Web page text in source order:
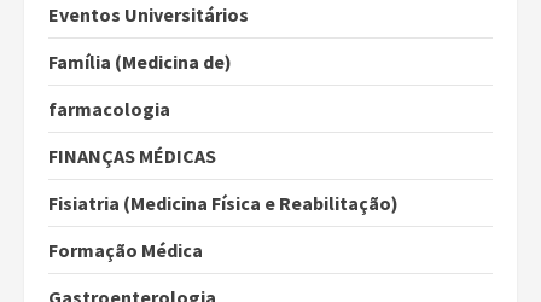
Eventos Universitários
Família (Medicina de)
farmacologia
FINANÇAS MÉDICAS
Fisiatria (Medicina Física e Reabilitação)
Formação Médica